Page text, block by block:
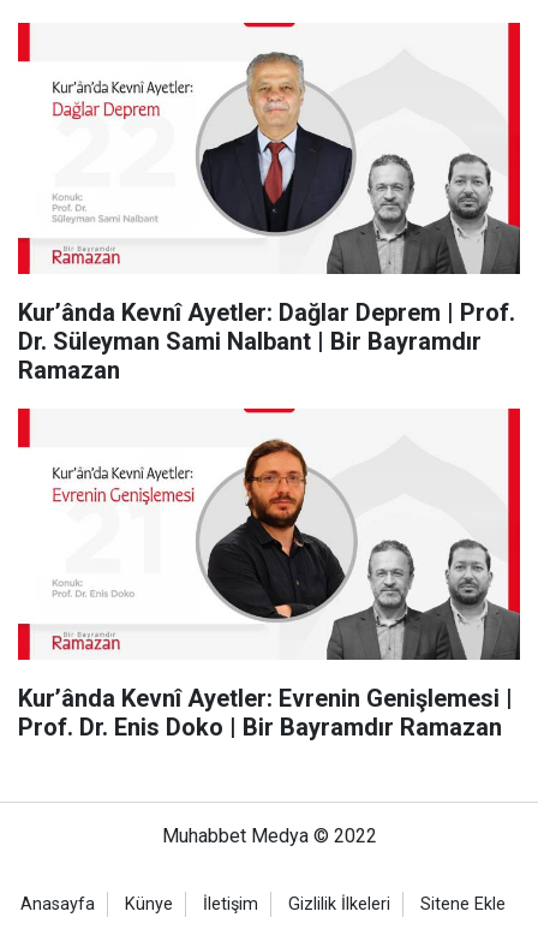
Kur’ânda Kevnî Ayetler: Dağlar Deprem | Prof.
Dr. Süleyman Sami Nalbant | Bir Bayramdır
Ramazan
Kur’ânda Kevnî Ayetler: Evrenin Genişlemesi |
Prof. Dr. Enis Doko | Bir Bayramdır Ramazan
Muhabbet Medya © 2022
Anasayfa Künye İletişim Gizlilik İlkeleri Sitene Ekle